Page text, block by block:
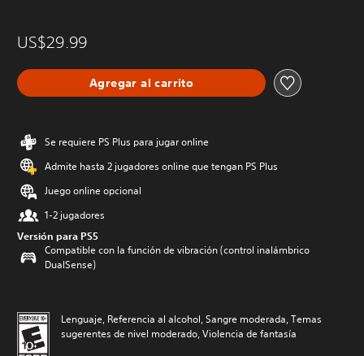
US$29.99
Agregar al carrito
Se requiere PS Plus para jugar online
Admite hasta 2 jugadores online que tengan PS Plus
Juego online opcional
1-2 jugadores
Versión para PS5
Compatible con la función de vibración (control inalámbrico
DualSense)
Lenguaje, Referencia al alcohol, Sangre moderada, Temas
sugerentes de nivel moderado, Violencia de fantasía